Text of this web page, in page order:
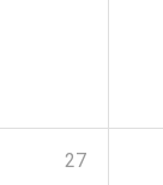
27